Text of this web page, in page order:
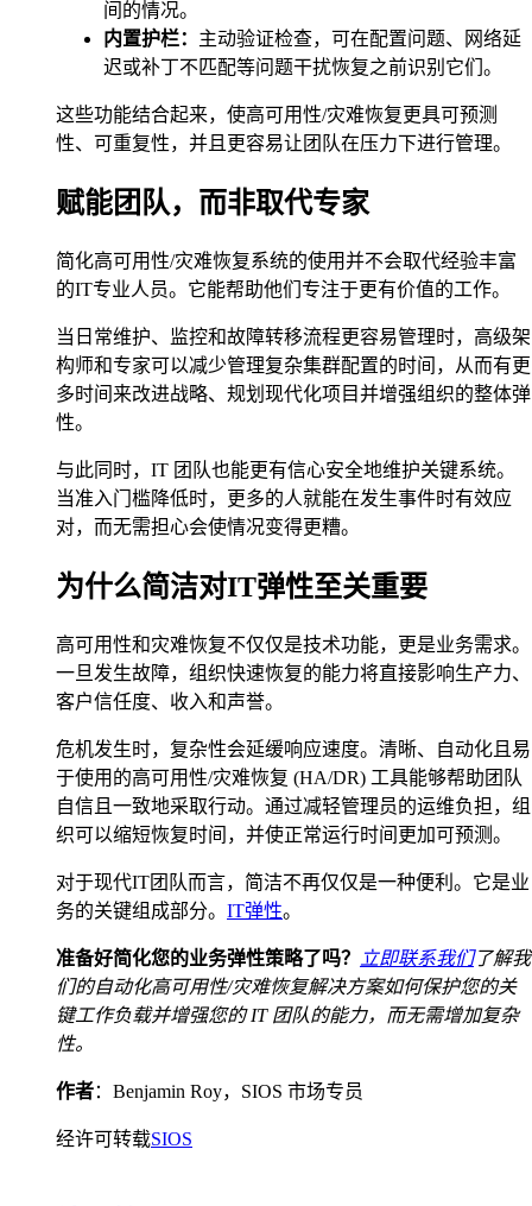
间的情况。
内置护栏： 主动验证检查，可在配置问题、网络延
迟或补丁不匹配等问题干扰恢复之前识别它们。
这些功能结合起来，使高可用性/灾难恢复更具可预测
性、可重复性，并且更容易让团队在压力下进行管理。
赋能团队，而非取代专家
简化高可用性/灾难恢复系统的使用并不会取代经验丰富
的IT专业人员。它能帮助他们专注于更有价值的工作。
当日常维护、监控和故障转移流程更容易管理时，高级架
构师和专家可以减少管理复杂集群配置的时间，从而有更
多时间来改进战略、规划现代化项目并增强组织的整体弹
性。
与此同时，IT 团队也能更有信心安全地维护关键系统。
当准入门槛降低时，更多的人就能在发生事件时有效应
对，而无需担心会使情况变得更糟。
为什么简洁对IT弹性至关重要
高可用性和灾难恢复不仅仅是技术功能，更是业务需求。
一旦发生故障，组织快速恢复的能力将直接影响生产力、
客户信任度、收入和声誉。
危机发生时，复杂性会延缓响应速度。清晰、自动化且易
于使用的高可用性/灾难恢复 (HA/DR) 工具能够帮助团队
自信且一致地采取行动。通过减轻管理员的运维负担，组
织可以缩短恢复时间，并使正常运行时间更加可预测。
对于现代IT团队而言，简洁不再仅仅是一种便利。它是业
务的关键组成部分。 IT弹性。
准备好简化您的业务弹性策略了吗？ 立即联系我们了解我
们的自动化高可用性/灾难恢复解决方案如何保护您的关
键工作负载并增强您的 IT 团队的能力，而无需增加复杂
性。
作者：Benjamin Roy，SIOS 市场专员
经许可转载SIOS